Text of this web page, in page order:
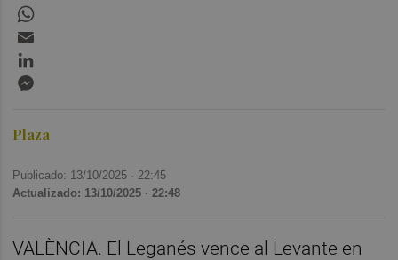
Plaza
Publicado: 13/10/2025 · 22:45
Actualizado: 13/10/2025 · 22:48
VALÈNCIA. El Leganés vence al Levante en